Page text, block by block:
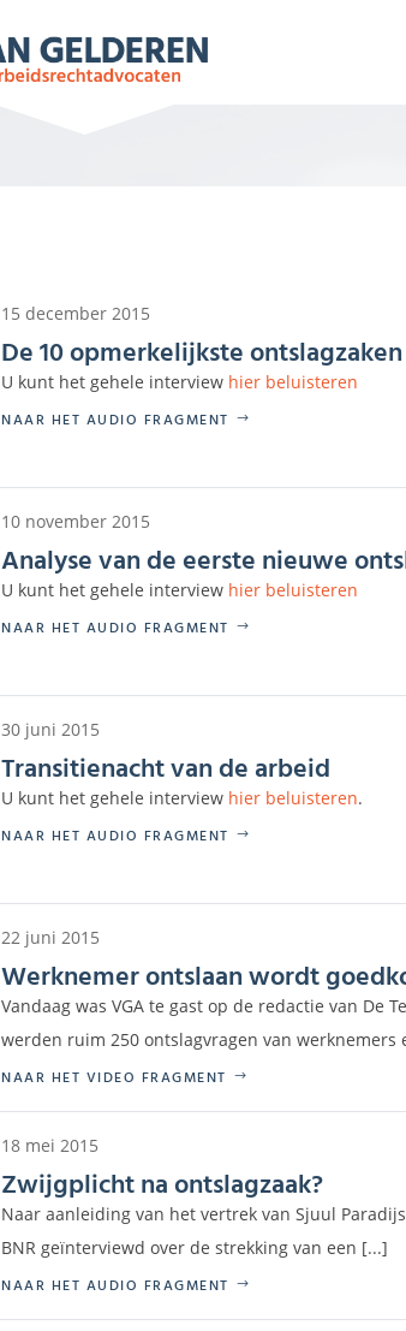
15 december 2015
De 10 opmerkelijkste
U kunt het gehele interview hier beluisteren
NAAR HET AUDIO FRAGMENT
10 november 2015
Analyse van de eerste nieuwe
U kunt het gehele interview hier beluisteren
NAAR HET AUDIO FRAGMENT
30 juni 2015
Transitienacht van de arbeid
U kunt het gehele interview hier beluisteren.
NAAR HET AUDIO FRAGMENT
22 juni 2015
Werknemer ontslaan wordt
Vandaag was VGA te gast op de redactie van De
werden ruim 250 ontslagvragen van werknemers
NAAR HET VIDEO FRAGMENT
18 mei 2015
Zwijgplicht na ontslagzaak?
Naar aanleiding van het vertrek van Sjuul
BNR geïnterviewd over de strekking van een [...]
NAAR HET AUDIO FRAGMENT